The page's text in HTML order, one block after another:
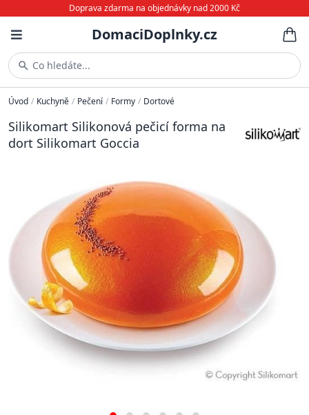
Doprava zdarma na objednávky nad 2000 Kč
DomaciDoplnky.cz
Co hledáte...
Úvod / Kuchyně / Pečení / Formy / Dortové
Silikomart Silikonová pečicí forma na
dort Silikomart Goccia